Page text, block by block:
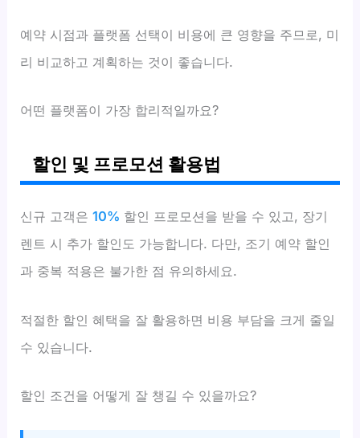
예약 시점과 플랫폼 선택이 비용에 큰 영향을 주므로, 미
리 비교하고 계획하는 것이 좋습니다.
어떤 플랫폼이 가장 합리적일까요?
할인 및 프로모션 활용법
신규 고객은10% 할인 프로모션을 받을 수 있고, 장기
렌트 시 추가 할인도 가능합니다. 다만, 조기 예약 할인
과 중복 적용은 불가한 점 유의하세요.
적절한 할인 혜택을 잘 활용하면 비용 부담을 크게 줄일
수 있습니다.
할인 조건을 어떻게 잘 챙길 수 있을까요?